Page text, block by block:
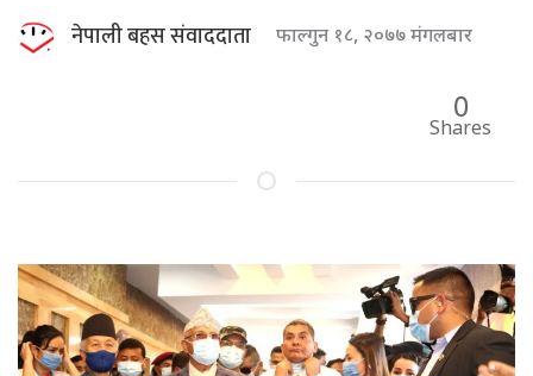
नेपाली बहस संवाददाता फाल्गुन १८, २०७७ मंगलबार
0
Shares